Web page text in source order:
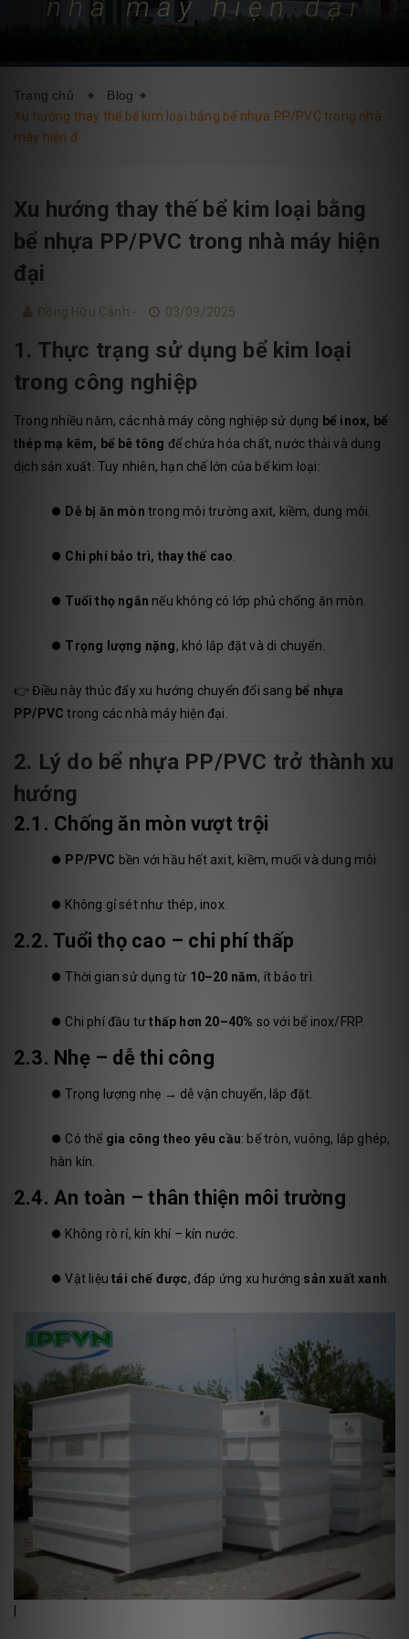
BLOG LIÊN HỆ
nhà máy hiện đại
Trang chủ
Blog
Xu hướng thay thế bể kim loại bằng bể nhựa PP/PVC trong nhà
máy hiện đ
Xu hướng thay thế bể kim loại bằng
bể nhựa PP/PVC trong nhà máy hiện
đại
Đồng Hữu Cảnh - 03/09/2025
1. Thực trạng sử dụng bể kim loại
trong công nghiệp
Trong nhiều năm, các nhà máy công nghiệp sử dụng bể inox, bể
thép mạ kẽm, bể bê tông để chứa hóa chất, nước thải và dung
dịch sản xuất. Tuy nhiên, hạn chế lớn của bể kim loại:
⏺️ Dễ bị ăn mòn trong môi trường axit, kiềm, dung môi.
⏺️ Chi phí bảo trì, thay thế cao.
⏺️ Tuổi thọ ngắn nếu không có lớp phủ chống ăn mòn.
⏺️ Trọng lượng nặng, khó lắp đặt và di chuyển.
👉 Điều này thúc đẩy xu hướng chuyển đổi sang bể nhựa
PP/PVC trong các nhà máy hiện đại.
2. Lý do bể nhựa PP/PVC trở thành xu
hướng
2.1. Chống ăn mòn vượt trội
⏺️ PP/PVC bền với hầu hết axit, kiềm, muối và dung môi.
⏺️ Không gỉ sét như thép, inox.
2.2. Tuổi thọ cao – chi phí thấp
⏺️Thời gian sử dụng từ 10–20 năm, ít bảo trì.
⏺️ Chi phí đầu tưthấp hơn 20–40% so với bể inox/FRP.
2.3. Nhẹ – dễ thi công
⏺️Trọng lượng nhẹ → dễ vận chuyển, lắp đặt.
⏺️ Có thể gia công theo yêu cầu: bể tròn, vuông, lắp ghép,
hàn kín.
2.4. An toàn – thân thiện môi trường
⏺️ Không rò rỉ, kín khí – kín nước.
⏺️Vật liệutái chế được, đáp ứng xu hướng sản xuất xanh.